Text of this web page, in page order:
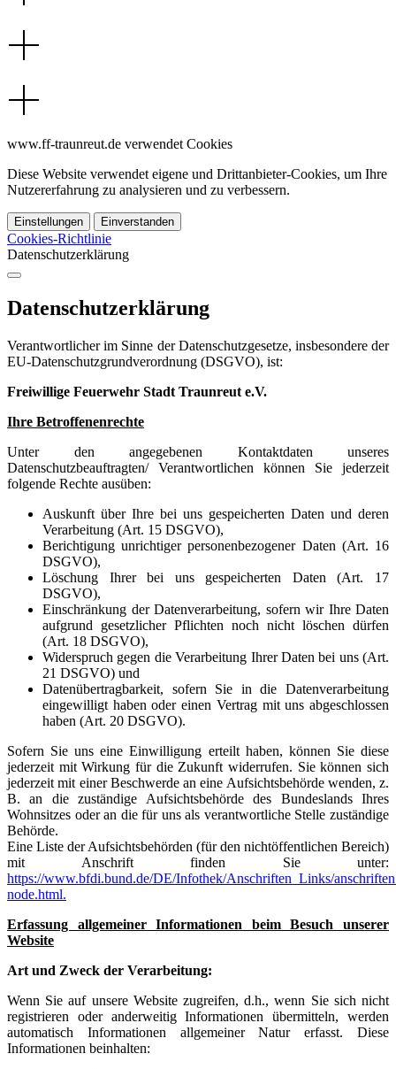
www.ff-traunreut.de verwendet Cookies
Diese Website verwendet eigene und Drittanbieter-Cookies, um Ihre
Nutzererfahrung zu analysieren und zu verbessern.
Einstellungen Einverstanden
Cookies-Richtlinie
Datenschutzerklärung
Datenschutzerklärung
Verantwortlicher im Sinne der Datenschutzgesetze, insbesondere der
EU-Datenschutzgrundverordnung (DSGVO), ist:
Freiwillige Feuerwehr Stadt Traunreut e.V.
Ihre Betroffenenrechte
Unter den angegebenen Kontaktdaten unseres
Datenschutzbeauftragten/ Verantwortlichen können Sie jederzeit
folgende Rechte ausüben:
Auskunft über Ihre bei uns gespeicherten Daten und deren
Verarbeitung (Art. 15 DSGVO),
Berichtigung unrichtiger personenbezogener Daten (Art. 16
DSGVO),
Löschung Ihrer bei uns gespeicherten Daten (Art. 17
DSGVO),
Einschränkung der Datenverarbeitung, sofern wir Ihre Daten
aufgrund gesetzlicher Pflichten noch nicht löschen dürfen
(Art. 18 DSGVO),
Widerspruch gegen die Verarbeitung Ihrer Daten bei uns (Art.
21 DSGVO) und
Datenübertragbarkeit, sofern Sie in die Datenverarbeitung
eingewilligt haben oder einen Vertrag mit uns abgeschlossen
haben (Art. 20 DSGVO).
Sofern Sie uns eine Einwilligung erteilt haben, können Sie diese
jederzeit mit Wirkung für die Zukunft widerrufen. Sie können sich
jederzeit mit einer Beschwerde an eine Aufsichtsbehörde wenden, z.
B. an die zuständige Aufsichtsbehörde des Bundeslands Ihres
Wohnsitzes oder an die für uns als verantwortliche Stelle zuständige
Behörde.
Eine Liste der Aufsichtsbehörden (für den nichtöffentlichen Bereich)
mit Anschrift finden Sie unter:
https://www.bfdi.bund.de/DE/Infothek/Anschriften_Links/
node.html.
Erfassung allgemeiner Informationen beim Besuch unserer
Website
Art und Zweck der Verarbeitung:
Wenn Sie auf unsere Website zugreifen, d.h., wenn Sie sich nicht
registrieren oder anderweitig Informationen übermitteln, werden
automatisch Informationen allgemeiner Natur erfasst. Diese
Informationen beinhalten: